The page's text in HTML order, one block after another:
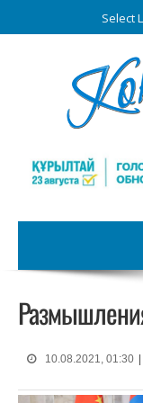
Select
10.08.2021, 01:30